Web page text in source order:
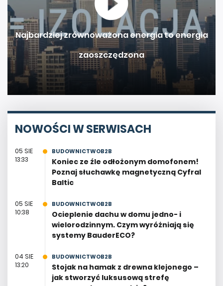
Najbardziej zrównoważona energia to energia
zaoszczędzona
NOWOŚCI W SERWISACH
05 SIE
13:33
BUDOWNICTWOB2B
Koniec ze źle odłożonym domofonem!
Poznaj słuchawkę magnetyczną Cyfral
Baltic
05 SIE
10:38
BUDOWNICTWOB2B
Ocieplenie dachu w domu jedno- i
wielorodzinnym. Czym wyróżniają się
systemy BauderECO?
04 SIE
13:20
BUDOWNICTWOB2B
Stojak na hamak z drewna klejonego –
jak stworzyć luksusową strefę